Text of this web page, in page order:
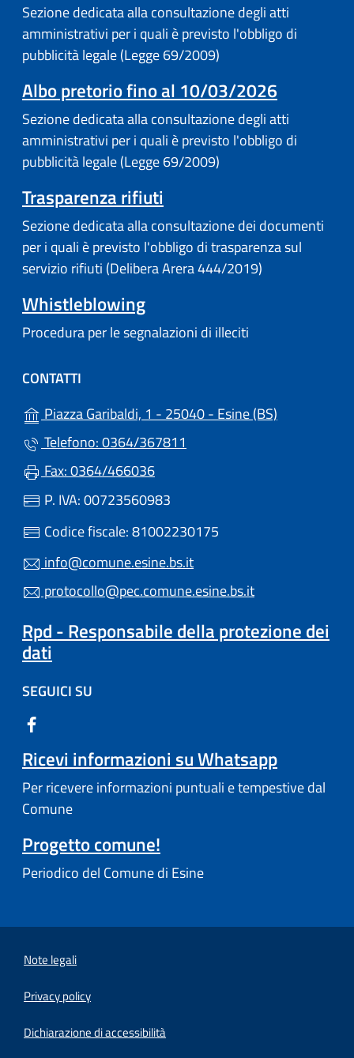
Sezione dedicata alla consultazione degli atti
amministrativi per i quali è previsto l'obbligo di
pubblicità legale (Legge 69/2009)
Albo pretorio fino al 10/03/2026
Sezione dedicata alla consultazione degli atti
amministrativi per i quali è previsto l'obbligo di
pubblicità legale (Legge 69/2009)
Trasparenza rifiuti
Sezione dedicata alla consultazione dei documenti
per i quali è previsto l'obbligo di trasparenza sul
servizio rifiuti (Delibera Arera 444/2019)
Whistleblowing
Procedura per le segnalazioni di illeciti
CONTATTI
Piazza Garibaldi, 1 - 25040 - Esine (BS)
Telefono: 0364/367811
Fax: 0364/466036
P. IVA: 00723560983
Codice fiscale: 81002230175
info@comune.esine.bs.it
protocollo@pec.comune.esine.bs.it
Rpd - Responsabile della protezione dei
dati
SEGUICI SU
Ricevi informazioni su Whatsapp
Per ricevere informazioni puntuali e tempestive dal
Comune
Progetto comune!
Periodico del Comune di Esine
Note legali
Privacy policy
Dichiarazione di accessibilità